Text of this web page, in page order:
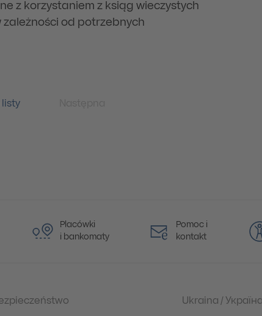
z korzystaniem z ksiąg wieczystych
zależności od potrzebnych
listy
Placówki
i bankomaty
Pomoc i
kontakt
Ukraina / Україна